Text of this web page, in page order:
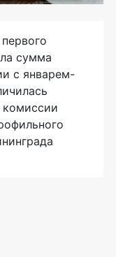
сумма
с январем-
комиссии